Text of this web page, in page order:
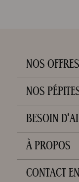
NOS OFFRES
NOS
BESOIN
À PROPOS
CONTACT